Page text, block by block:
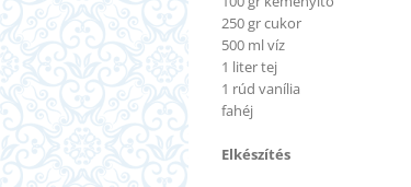
250 gr cukor
500 ml víz
1 litertej
1 rúd vanília
fahéj
Elkészítés